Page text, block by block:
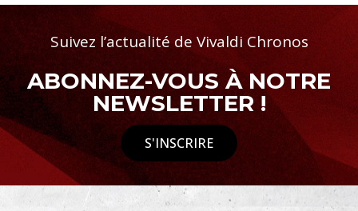
Suivez l’actualité de Vivaldi Chronos
ABONNEZ-VOUS À NOTRE
NEWSLETTER !
S'INSCRIRE